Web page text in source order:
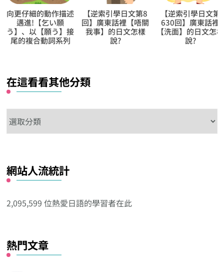
【逆索引學日文第8
回】廣東話裡【唔關
我事】的日文怎樣
說?
【逆索引學日文第
630回】廣東話裡
【洗面】的日文怎樣
說?
【逆索引學日文第
976回】廣東話裡
【割】的日文怎樣
說?
在這看看其他分類
這
其
他
類
網站人流統計
2,095,599 位熱愛日語的學習者在此
熱門文章